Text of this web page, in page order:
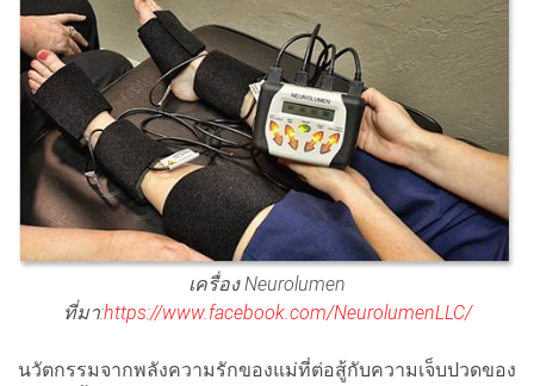
เครื่อง Neurolumen
ที่มา:https://www.facebook.com/NeurolumenLLC/
นวัตกรรมจากพลังความรักของแม่ที่ต่อสู้กับความเจ็บปวดของ